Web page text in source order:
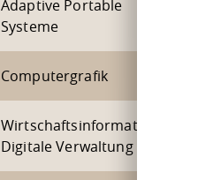
Adaptive Portable
Systeme
Computergrafik
Wirtschaftsinformatik /
Digitale Verwaltung